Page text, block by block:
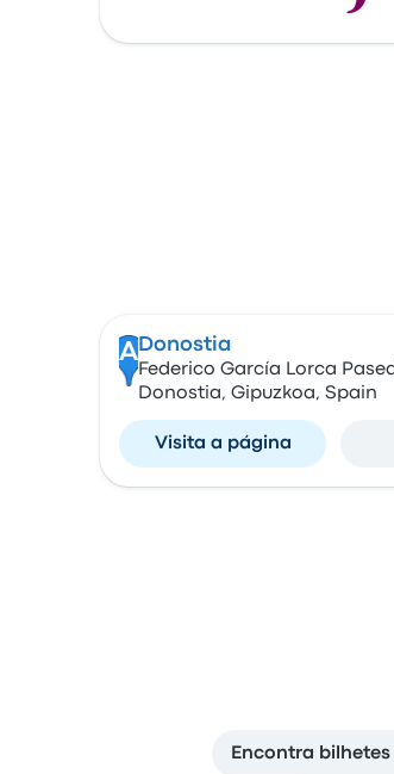
A Donostia
Federico García Lorca
Donostia, Gipuzkoa, Spain
Visita a página
Encontra